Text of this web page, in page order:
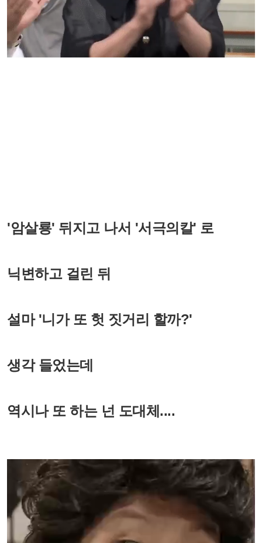
'암살룡' 뒤지고 나서 '서극의칼' 로
닉변하고 걸린 뒤
설마 '니가 또 헛 짓거리 할까?'
생각 들었는데
역시나 또 하는 넌 도대체....